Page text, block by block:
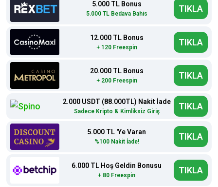
5.000 TL Bonus
5.000 TL Bedava Bahis TIKLA
12.000 TL Bonus
+ 120 Freespin TIKLA
20.000 TL Bonus
+ 200 Freespin TIKLA
2.000 USDT (88.000TL) Nakit İade
Sadece Kripto & Kimliksiz Giriş TIKLA
5.000 TL 'Ye Varan
%100 Nakit İade! TIKLA
6.000 TL Hoş Geldin Bonusu
+ 80 Freespin TIKLA